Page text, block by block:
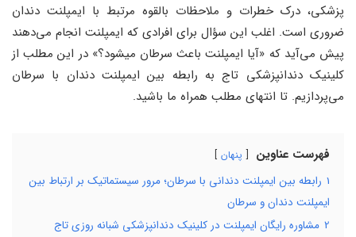
پزشکی، درک خطرات و ملاحظات بالقوه مرتبط با ایمپلنت دندان
ضروری است. اغلب این سؤال برای افرادی که ایمپلنت انجام می‌دهند
پیش می‌آید که «آیا ایمپلنت باعث سرطان میشود؟» در این مطلب از
کلینیک دندانپزشکی تاج به رابطه بین ایمپلنت دندان با سرطان
می‌پردازیم. تا انتهای مطلب همراه ما باشید.
فهرست عناوین پنهان
1 رابطه بین ایمپلنت دندانی با سرطان؛ مرور سیستماتیک بر ارتباط بین
ایمپلنت‌ دندان و سرطان
2 مشاوره رایگان ایمپلنت در کلینیک دندانپزشکی شبانه روزی تاج